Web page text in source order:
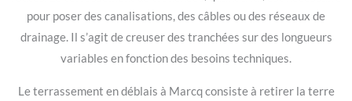
pour poser des canalisations, des câbles ou des réseaux de
drainage. Il s’agit de creuser des tranchées sur des longueurs
variables en fonction des besoins techniques.
Le terrassement en déblais à Marcq consiste à retirer la terre